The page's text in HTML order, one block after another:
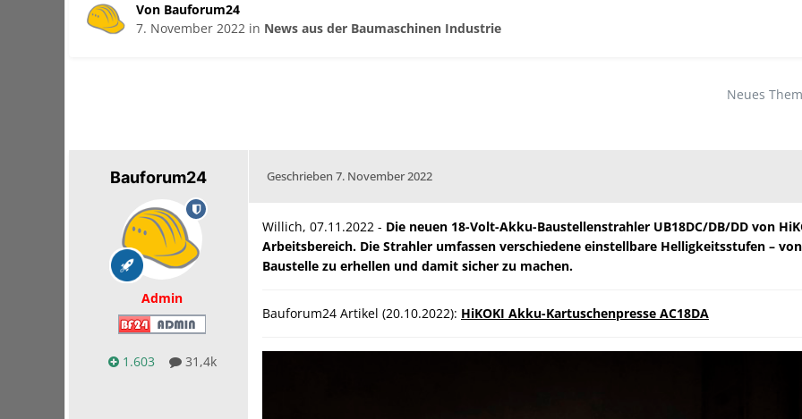
Von Bauforum24
7. November 2022 in News aus der Baumaschinen Industrie
Neues
Bauforum24
Admin
1.603 31,4k
Geschrieben 7. November 2022
Willich, 07.11.2022 - Die neuen 18-Volt-Akku-Baustellenstrahler UB18DC/DB/DD von
Arbeitsbereich. Die Strahler umfassen verschiedene einstellbare Helligkeitsstufen –
Baustelle zu erhellen und damit sicher zu machen.
Bauforum24 Artikel (20.10.2022): HiKOKI Akku-Kartuschenpresse AC18DA